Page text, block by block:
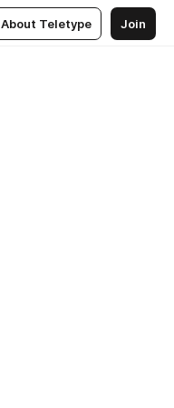
About Teletype Join